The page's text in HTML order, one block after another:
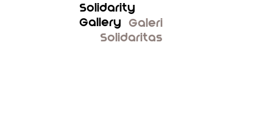
Solidarity
Gallery Galeri
Solidaritas